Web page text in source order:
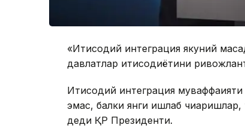
«Иқтисодий интеграция якуний
давлатлар иқтисодиётини
Иқтисодий интеграция
эмас, балки янги ишлаб
деди ҚР Президенти.